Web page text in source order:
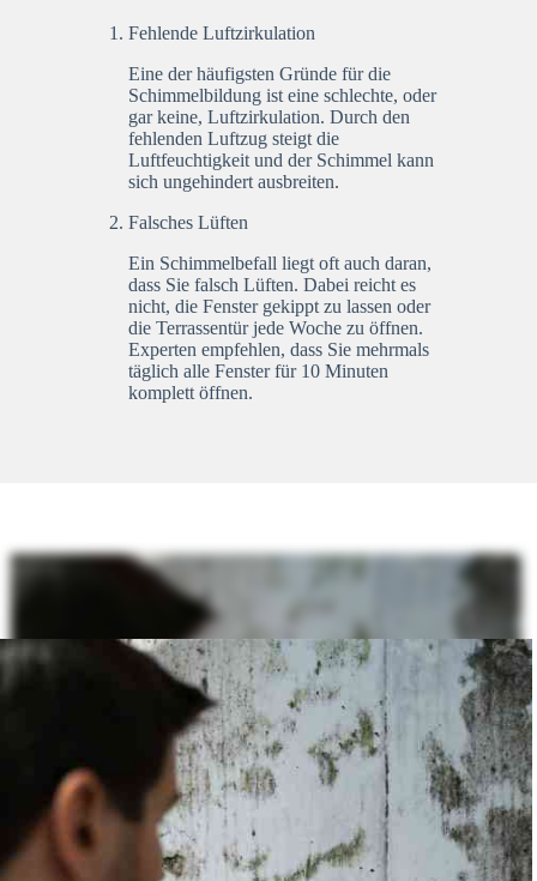
Fehlende Luftzirkulation
Eine der häufigsten Gründe für die
Schimmelbildung ist eine schlechte, oder
gar keine, Luftzirkulation. Durch den
fehlenden Luftzug steigt die
Luftfeuchtigkeit und der Schimmel kann
sich ungehindert ausbreiten.
Falsches Lüften
Ein Schimmelbefall liegt oft auch daran,
dass Sie falsch Lüften. Dabei reicht es
nicht, die Fenster gekippt zu lassen oder
die Terrassentür jede Woche zu öffnen.
Experten empfehlen, dass Sie mehrmals
täglich alle Fenster für 10 Minuten
komplett öffnen.